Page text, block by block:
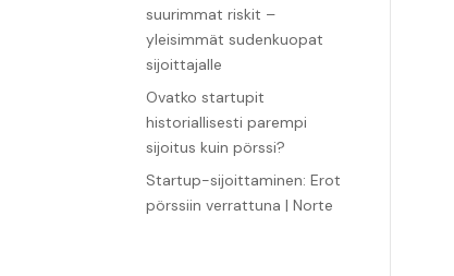
suurimmat riskit –
yleisimmät sudenkuopat
sijoittajalle
Ovatko startupit
historiallisesti parempi
sijoitus kuin pörssi?
Startup-sijoittaminen: Erot
pörssiin verrattuna | Norte